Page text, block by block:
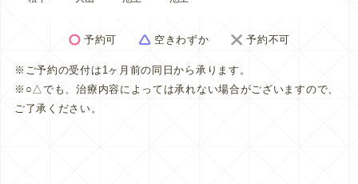
予約可 空きわずか 予約不可
※ご予約の受付は1ヶ月前の同日から承ります。
※○△でも、治療内容によっては承れない場合がございますので、
ご了承ください。